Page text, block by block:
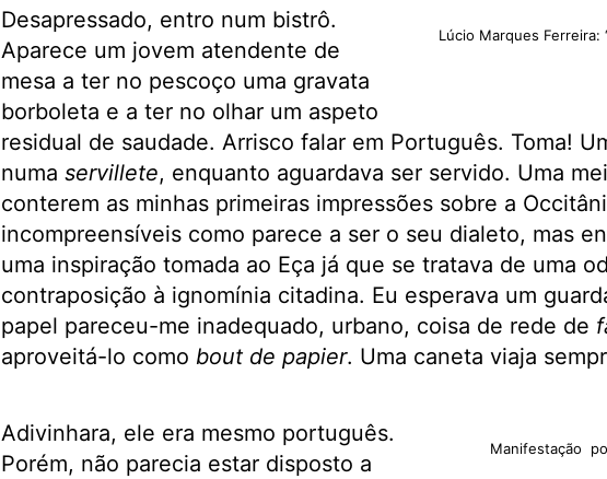
Lúcio Marques Ferreira:
Desapressado, entro num bistrô.
Aparece um jovem atendente de
mesa a ter no pescoço uma gravata
borboleta e a ter no olhar um aspeto
residual de saudade. Arrisco falar em Português. Toma!
numa servillete, enquanto aguardava ser servido. Uma
conterem as minhas primeiras impressões sobre a
incompreensíveis como parece a ser o seu dialeto, mas
uma inspiração tomada ao Eça já que se tratava de uma
contraposição à ignomínia citadina. Eu esperava um
papel pareceu-me inadequado, urbano, coisa de rede de
aproveitá-lo como bout de papier. Uma caneta viaja
Manifestação
Adivinhara, ele era mesmo português.
Porém, não parecia estar disposto a